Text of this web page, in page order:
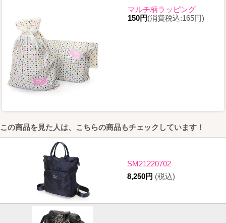
マルチ柄ラッピング
150円(消費税込:165円)
この商品を見た人は、こちらの商品もチェックしています！
SM21220702
8,250円 (税込)